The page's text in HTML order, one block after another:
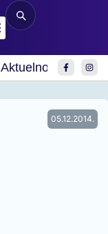
Aktuelnosti Sport
05.12.2014.